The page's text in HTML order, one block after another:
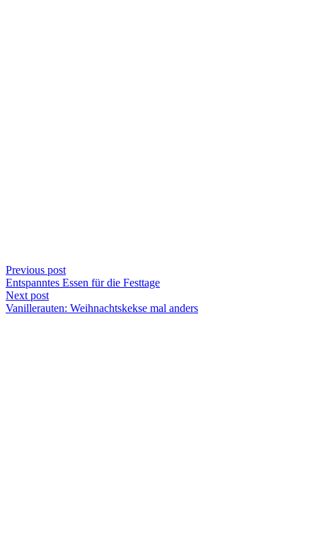
Previous post
Entspanntes Essen für die Festtage
Next post
Vanillerauten: Weihnachtskekse mal anders